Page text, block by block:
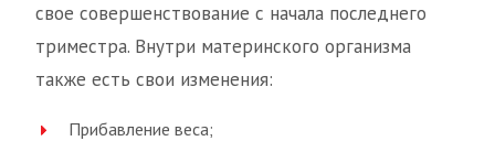
свое совершенствование с начала последнего
триместра. Внутри материнского организма
также есть свои изменения:
Прибавление веса;